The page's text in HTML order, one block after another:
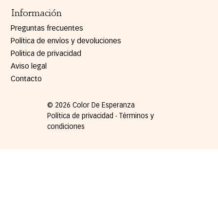
Información
Preguntas frecuentes
Política de envíos y devoluciones
Politica de privacidad
Aviso legal
Contacto
© 2026 Color De Esperanza
Política de privacidad ∙ Términos y
condiciones